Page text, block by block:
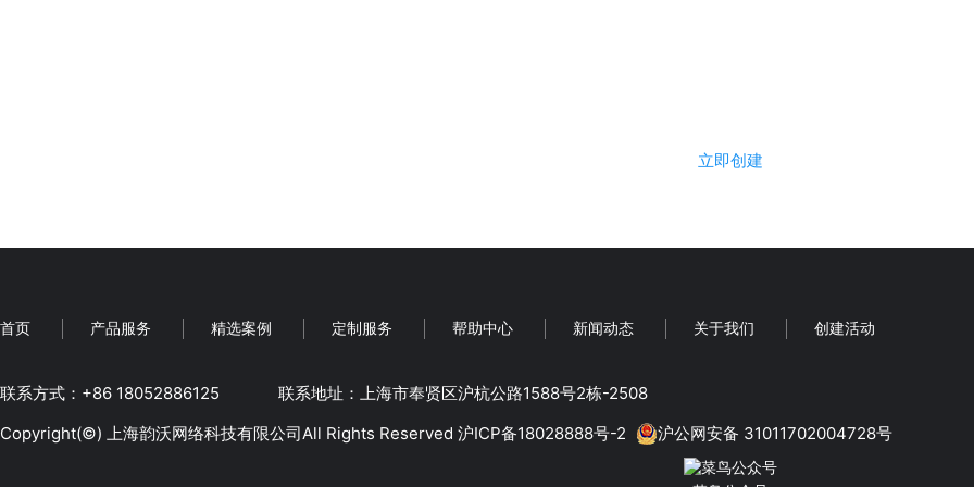
立即创建
首页 产品服务 精选案例 定制服务 帮助中心 新闻动态 关于我们 创建活动
联系方式：+86 18052886125
‬联系地址：上海市奉贤区沪杭公路1588号2栋-2508
Copyright(©) 上海韵沃网络科技有限公司All Rights Reserved 沪ICP备18028888号-2 沪公网安备 31011702004728号